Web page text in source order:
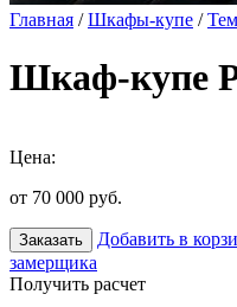
Главная /Шкафы-купе /
Шкаф-купе
Цена:
от 70 000 руб.
Заказать Добавить в
замерщика
Получить расчет